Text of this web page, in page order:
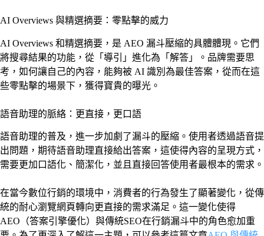
AI Overviews 與精選摘要：零點擊的威力
AI Overviews 和精選摘要，是 AEO 漏斗壓縮的具體體現。它們
將搜尋結果的功能，從「導引」進化為「解答」。品牌需要思
考，如何讓自己的內容，能夠被 AI 識別為最佳答案，從而在這
些零點擊的場景下，獲得寶貴的曝光。
語音助理的脈絡：更直接，更口語
語音助理的普及，進一步加劇了漏斗的壓縮。使用者透過語音提
出問題，期待語音助理直接給出答案，這使得內容的呈現方式，
需要更加口語化、簡潔化，並且直接回答使用者最根本的需求。
在當今數位行銷的環境中，消費者的行為發生了顯著變化，從傳
統的耐心瀏覽網頁轉向更直接的需求滿足。這一變化使得
AEO（答案引擎優化）與傳統SEO在行銷漏斗中的角色愈加重